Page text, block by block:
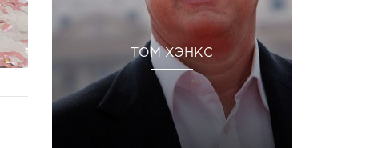
ТОМ ХЭНКС